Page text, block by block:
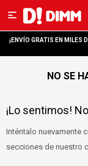

¡ENVÍO GRATIS EN MILES
NO SE
¡Lo sentimos!
Inténtalo nuevamente
secciones de nuestro